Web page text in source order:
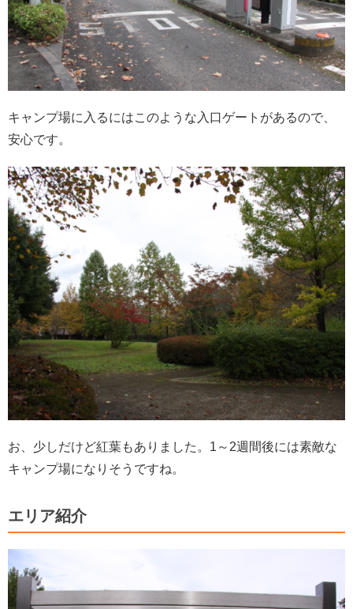
キャンプ場に入るにはこのような入口ゲートがあるので、
安心です。
お、少しだけど紅葉もありました。1～2週間後には素敵な
キャンプ場になりそうですね。
エリア紹介